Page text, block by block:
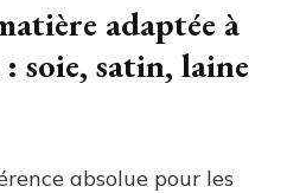
adaptée à
soie, satin, laine
absolue pour les